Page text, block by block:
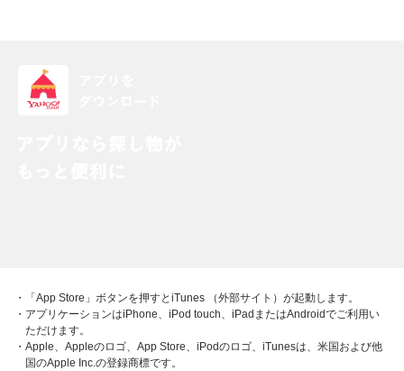
・「App Store」ボタンを押すとiTunes （外部サイト）が起動します。
・アプリケーションはiPhone、iPod touch、iPadまたはAndroidでご利用い
ただけます。
・Apple、Appleのロゴ、App Store、iPodのロゴ、iTunesは、米国および他
国のApple Inc.の登録商標です。